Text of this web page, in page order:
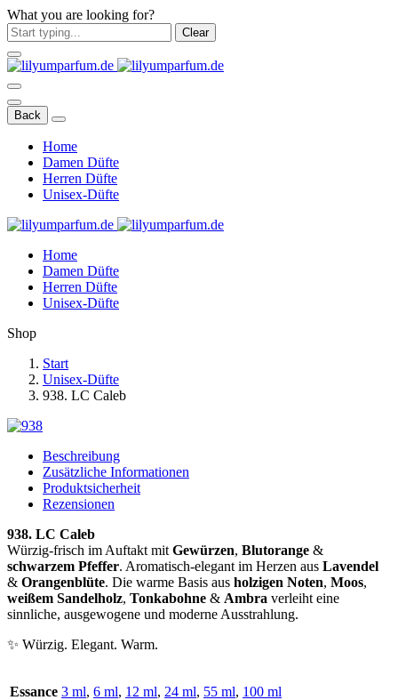
What you are looking for?
Clear
Back
Home
Damen Düfte
Herren Düfte
Unisex-Düfte
Home
Damen Düfte
Herren Düfte
Unisex-Düfte
Shop
Start
Unisex-Düfte
938. LC Caleb
Beschreibung
Zusätzliche Informationen
Produktsicherheit
Rezensionen
938. LC Caleb
Würzig-frisch im Auftakt mit Gewürzen, Blutorange &
schwarzem Pfeffer. Aromatisch-elegant im Herzen aus Lavendel
& Orangenblüte. Die warme Basis aus holzigen Noten, Moos,
weißem Sandelholz, Tonkabohne & Ambra verleiht eine
sinnliche, ausgewogene und moderne Ausstrahlung.
✨ Würzig. Elegant. Warm.
Essance 3 ml, 6 ml, 12 ml, 24 ml, 55 ml, 100 ml